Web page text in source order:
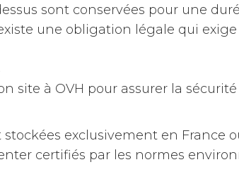
sont conservées pour une
une obligation légale qui
site à OVH pour assurer la
exclusivement en France
certifiés par les normes